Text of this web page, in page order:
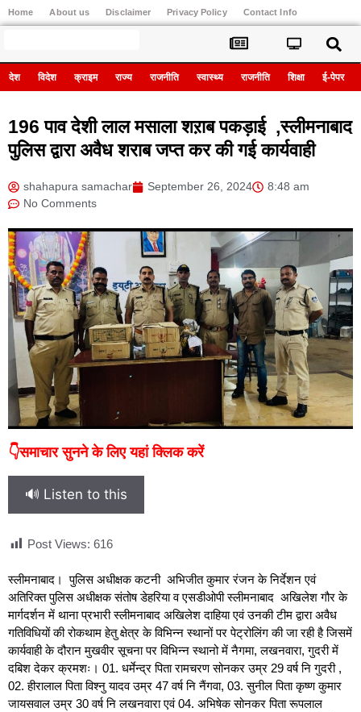
Home About us Disclaimer Privacy Policy Contact Info
देश विदेश क्राइम राज्य राजनीति स्वास्थ्य राजनीति शिक्षा ई-पेपर
196 पाव देशी लाल मसाला शऱाब पकड़ाई ,स्लीमनाबाद
पुलिस द्वारा अवैध शराब जप्त कर की गई कार्यवाही
shahapura samachar September 26, 2024
8:48 am
No Comments
👇समाचार सुनने के लिए यहां क्लिक करें
🔊 Listen to this
Post Views: 616
स्लीमनाबाद। पुलिस अधीक्षक कटनी अभिजीत कुमार रंजन के निर्देशन एवं
अतिरिक्त पुलिस अधीक्षक संतोष डेहरिया व एसडीओपी स्लीमनाबाद अखिलेश गौर के
मार्गदर्शन में थाना प्रभारी स्लीमनाबाद अखिलेश दाहिया एवं उनकी टीम द्वारा अवैध
गतिविधियों की रोकथाम हेतु क्षेत्र के विभिन्न स्थानों पर पेट्रोलिंग की जा रही है जिसमें
कार्यवाही के दौरान मुखवीर सूचना पर विभिन्‍न स्‍थानो में नैगमा, लखनवारा, गुदरी में
दबिश देकर क्रमशः। 01. धर्मेन्‍द्र पिता रामचरण सोनकर उम्र 29 वर्ष नि गुदरी ,
02. हीरालाल पिता विश्‍नु यादव उम्र 47 वर्ष नि नैंगवा, 03. सुनील पिता कृष्‍ण कुमार
जायसवाल उम्र 30 वर्ष नि लखनवारा एवं 04. अभिषेक सोनकर पिता रूपलाल